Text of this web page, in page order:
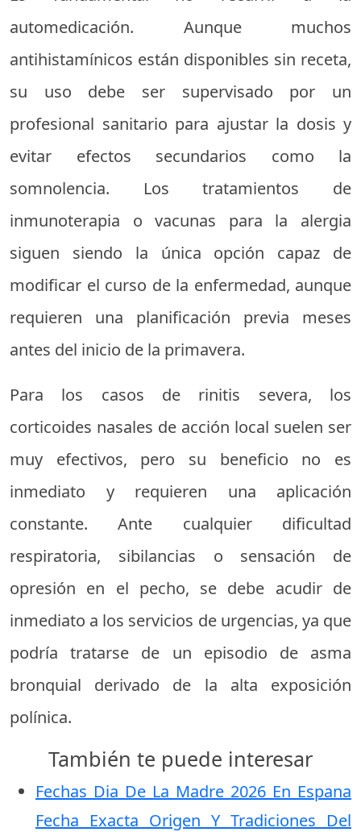
automedicación. Aunque muchos
antihistamínicos están disponibles sin receta,
su uso debe ser supervisado por un
profesional sanitario para ajustar la dosis y
evitar efectos secundarios como la
somnolencia. Los tratamientos de
inmunoterapia o vacunas para la alergia
siguen siendo la única opción capaz de
modificar el curso de la enfermedad, aunque
requieren una planificación previa meses
antes del inicio de la primavera.
Para los casos de rinitis severa, los
corticoides nasales de acción local suelen ser
muy efectivos, pero su beneficio no es
inmediato y requieren una aplicación
constante. Ante cualquier dificultad
respiratoria, sibilancias o sensación de
opresión en el pecho, se debe acudir de
inmediato a los servicios de urgencias, ya que
podría tratarse de un episodio de asma
bronquial derivado de la alta exposición
polínica.
También te puede interesar
Fechas Dia De La Madre 2026 En Espana
Fecha Exacta Origen Y Tradiciones Del